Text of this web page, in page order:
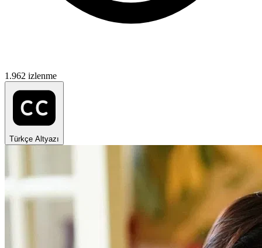
1.962 izlenme
Türkçe Altyazı